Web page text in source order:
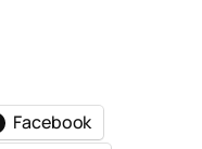
Facebook